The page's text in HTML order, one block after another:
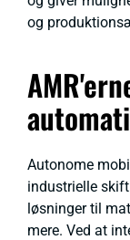
og
Autonome
industrielle
løsninger til
mere. Ved at